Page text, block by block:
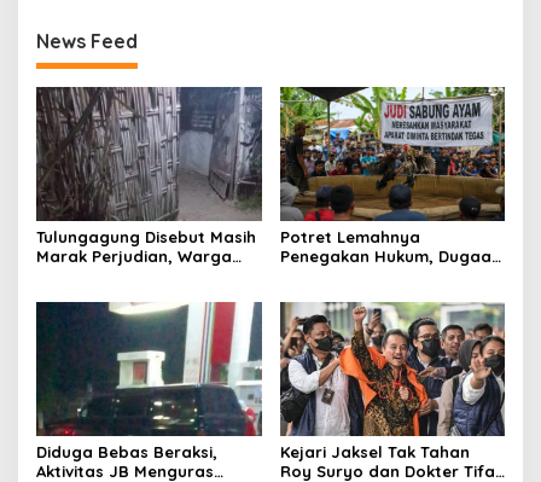
News Feed
Tulungagung Disebut Masih
Marak Perjudian, Warga
Potret Lemahnya
Penegakan Hukum, Dugaan
Diduga Bebas Beraksi,
Aktivitas JB Menguras
Kejari Jaksel Tak Tahan
Roy Suryo dan Dokter Tifa,